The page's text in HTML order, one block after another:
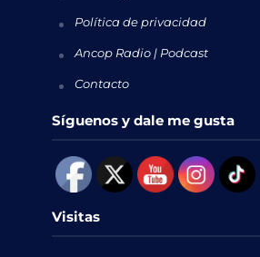
Política de privacidad
Ancop Radio | Podcast
Contacto
Síguenos y dale me gusta
Visitas